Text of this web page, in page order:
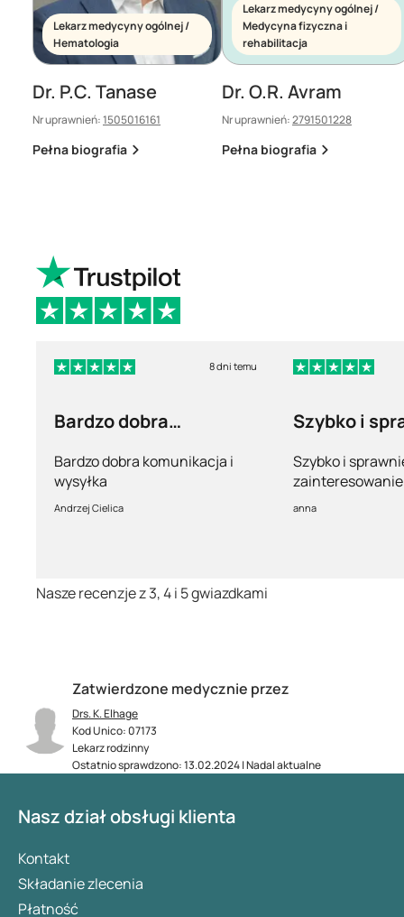
Zatwierdzone medycznie przez
Drs. K. Elhage
Kod Unico: 07173
Lekarz rodzinny
Ostatnio sprawdzono: 13.02.2024 | Nadal aktualne
Lekarz medycyny ogólnej /
Hematologia
Dr. P.C. Tanase
Nr uprawnień:1505016161
Pełna biografia
Lekarz medycyny ogólnej /
Medycyna fizyczna i
rehabilitacja
Dr. O.R. Avram
Nr uprawnień:2791501228
Pełna biografia
8 dni temu
Bardzo dobra
Bardzo dobra komunikacja i
wysyłka
Andrzej Cielica
Szybko i
Szybko i
anna
Nasze recenzje z 3, 4 i 5 gwiazdkami
Nasz dział obsługi klienta
Kontakt
Składanie zlecenia
Płatność